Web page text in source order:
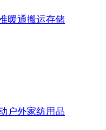
暖通搬运存储
户外家纺用品